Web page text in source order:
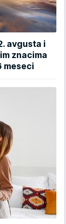
avgusta i
znacima
meseci